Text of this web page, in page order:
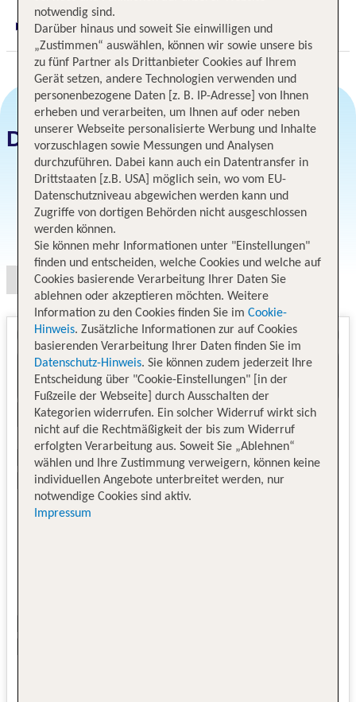
Digitaler und telefonischer 24/7 TUI Service
Datum und Preise
Angebotsauswahl
notwendig sind.
Darüber hinaus und soweit Sie einwilligen und
„Zustimmen“ auswählen, können wir sowie unsere bis
zu fünf Partner als Drittanbieter Cookies auf Ihrem
Gerät setzen, andere Technologien verwenden und
personenbezogene Daten [z. B. IP-Adresse] von Ihnen
erheben und verarbeiten, um Ihnen auf oder neben
unserer Webseite personalisierte Werbung und Inhalte
vorzuschlagen sowie Messungen und Analysen
durchzuführen. Dabei kann auch ein Datentransfer in
Drittstaaten [z.B. USA] möglich sein, wo vom EU-
Datenschutzniveau abgewichen werden kann und
Zugriffe von dortigen Behörden nicht ausgeschlossen
werden können.
Sie können mehr Informationen unter "Einstellungen"
finden und entscheiden, welche Cookies und welche auf
Cookies basierende Verarbeitung Ihrer Daten Sie
ablehnen oder akzeptieren möchten. Weitere
Information zu den Cookies finden Sie im Cookie-
Hinweis. Zusätzliche Informationen zur auf Cookies
basierenden Verarbeitung Ihrer Daten finden Sie im
Datenschutz-Hinweis. Sie können zudem jederzeit Ihre
Entscheidung über "Cookie-Einstellungen" [in der
Fußzeile der Webseite] durch Ausschalten der
Kategorien widerrufen. Ein solcher Widerruf wirkt sich
nicht auf die Rechtmäßigkeit der bis zum Widerruf
erfolgten Verarbeitung aus. Soweit Sie „Ablehnen“
wählen und Ihre Zustimmung verweigern, können keine
individuellen Angebote unterbreitet werden, nur
notwendige Cookies sind aktiv.
Impressum